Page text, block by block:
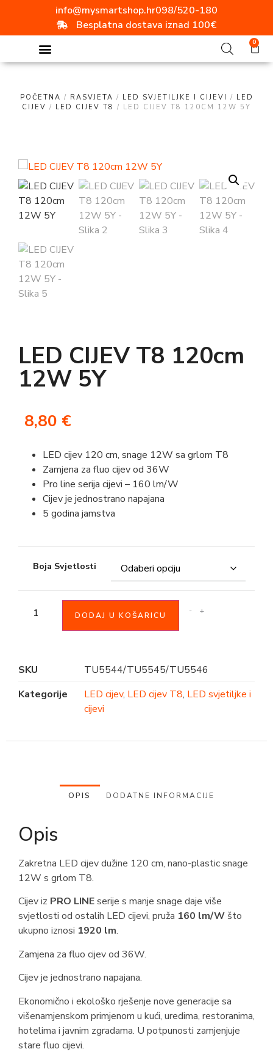
info@mysmartshop.hr098/520-180
Besplatna dostava iznad 100€
0
POČETNA / RASVJETA / LED SVJETILJKE I CIJEVI / LED
CIJEV / LED CIJEV T8 / LED CIJEV T8 120CM 12W 5Y
LED CIJEV T8 120cm
12W 5Y
8,80 €
LED cijev 120 cm, snage 12W sa grlom T8
Zamjena za fluo cijev od 36W
Pro line serija cijevi – 160 lm/W
Cijev je jednostrano napajana
5 godina jamstva
Boja Svjetlosti
- +
DODAJ U KOŠARICU
SKU
TU5544/TU5545/TU5546
Kategorije
LED cijev, LED cijev T8, LED svjetiljke i
cijevi
OPIS DODATNE INFORMACIJE
Opis
Zakretna LED cijev dužine 120 cm, nano-plastic snage
12W s grlom T8.
Cijev iz PRO LINEserije s manje snage daje više
svjetlosti od ostalih LED cijevi, pruža 160 lm/W što
ukupno iznosi 1920 lm.
Zamjena za fluo cijev od 36W.
Cijev je jednostrano napajana.
Ekonomično i ekološko rješenje nove generacije sa
višenamjenskom primjenom u kući, uredima, restoranima,
hotelima i javnim zgradama. U potpunosti zamjenjuje
stare fluo cijevi.